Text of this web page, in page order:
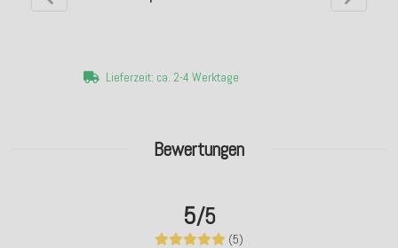
Bewertungen
5/5
(5)
Lieferzeit: ca. 2-4 Werktage